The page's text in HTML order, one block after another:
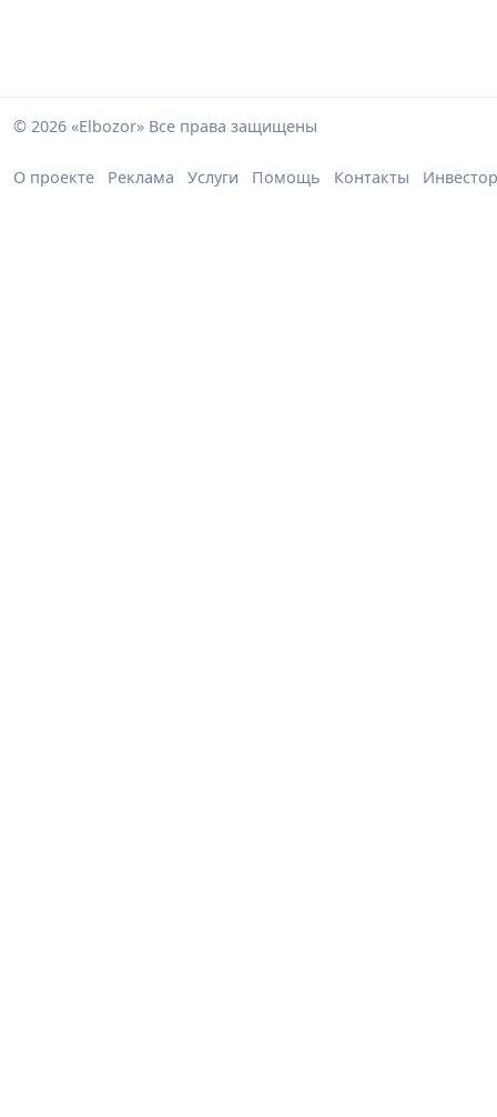
© 2026 «Elbozor» Все права защищены
О проекте Реклама Услуги Помощь Контакты